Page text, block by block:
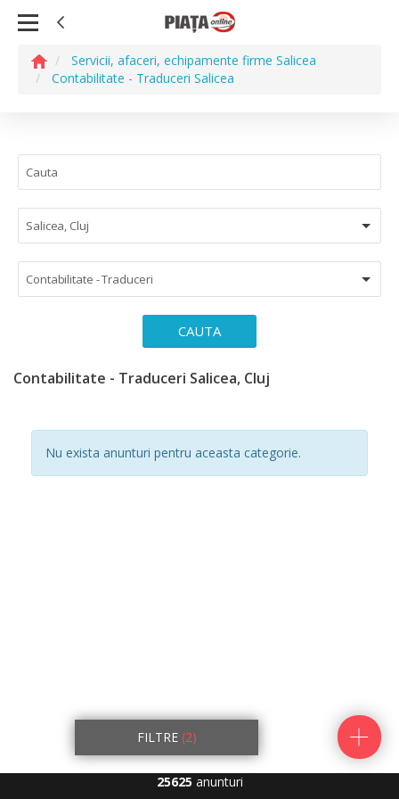
Servicii, afaceri, echipamente firme Salicea
Contabilitate - Traduceri Salicea
Salicea, Cluj
Contabilitate - Traduceri
CAUTA
Contabilitate - Traduceri Salicea, Cluj
Nu exista anunturi pentru aceasta categorie.
FILTRE (2)
25625 anunturi